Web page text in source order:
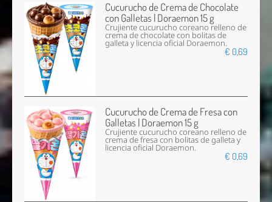
Cucurucho de Crema de Chocolate
con Galletas | Doraemon 15 g
Crujiente cucurucho coreano relleno de
crema de chocolate con bolitas de
galleta y licencia oficial Doraemon.
€ 0,69
Cucurucho de Crema de Fresa con
Galletas | Doraemon 15 g
Crujiente cucurucho coreano relleno de
crema de fresa con bolitas de galleta y
licencia oficial Doraemon.
€ 0,69